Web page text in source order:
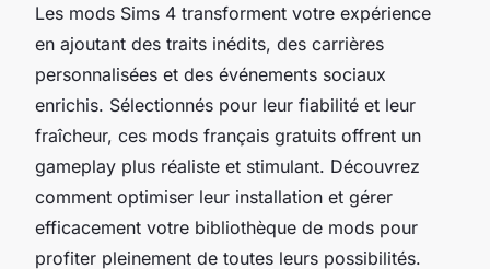
Les mods Sims 4 transforment votre expérience
en ajoutant des traits inédits, des carrières
personnalisées et des événements sociaux
enrichis. Sélectionnés pour leur fiabilité et leur
fraîcheur, ces mods français gratuits offrent un
gameplay plus réaliste et stimulant. Découvrez
comment optimiser leur installation et gérer
efficacement votre bibliothèque de mods pour
profiter pleinement de toutes leurs possibilités.